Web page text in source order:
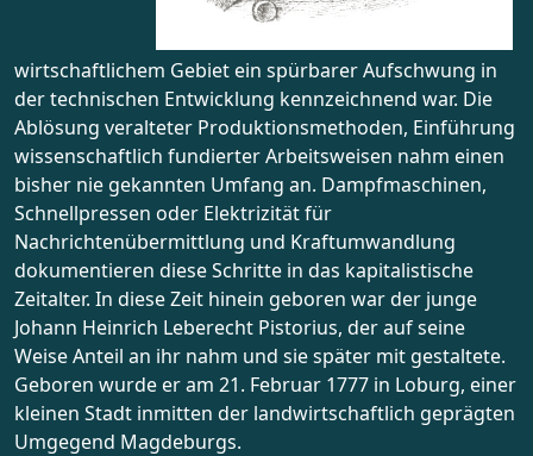
wirtschaftlichem Gebiet ein spürbarer Aufschwung in
der technischen Entwicklung kennzeichnend war. Die
Ablösung veralteter Produktionsmethoden, Einführung
wissenschaftlich fundierter Arbeitsweisen nahm einen
bisher nie gekannten Umfang an. Dampfmaschinen,
Schnellpressen oder Elektrizität für
Nachrichtenübermittlung und Kraftumwandlung
dokumentieren diese Schritte in das kapitalistische
Zeitalter. In diese Zeit hinein geboren war der junge
Johann Heinrich Leberecht Pistorius, der auf seine
Weise Anteil an ihr nahm und sie später mit gestaltete.
Geboren wurde er am 21. Februar 1777 in Loburg, einer
kleinen Stadt inmitten der landwirtschaftlich geprägten
Umgegend Magdeburgs.